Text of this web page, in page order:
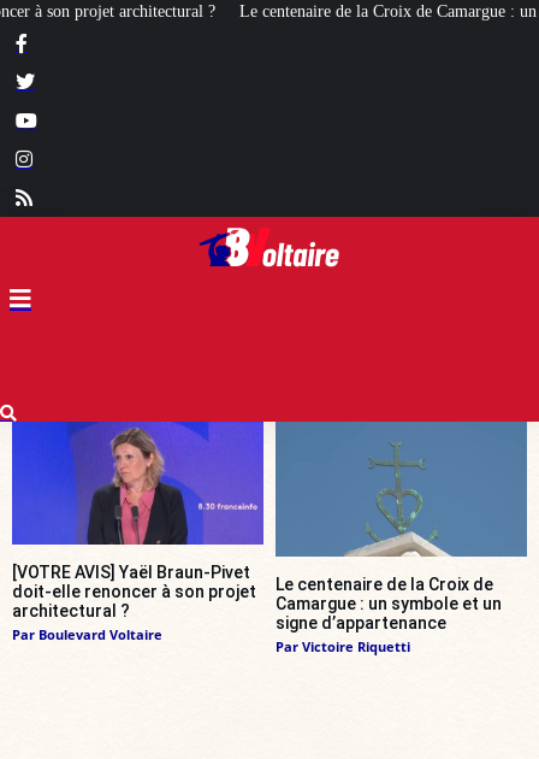
de la Croix de Camargue : un symbole et un signe d’appartenance
[VOTRE AVIS] Yaël Braun-Pivet
doit-elle renoncer à son projet
architectural ?
Par Boulevard Voltaire
Le centenaire de la Croix de
Camargue : un symbole et un
signe d’appartenance
Par Victoire Riquetti